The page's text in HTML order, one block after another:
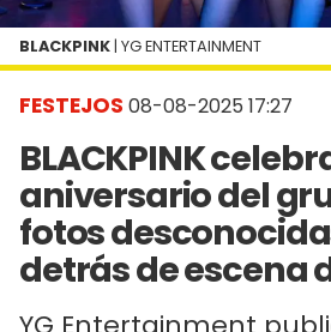
FESTEJOS 08-08-2025 17:27
BLACKPINK
aniversario del
fotos
detrás de escena
BLACKPINK | YG ENTERTAINMENT